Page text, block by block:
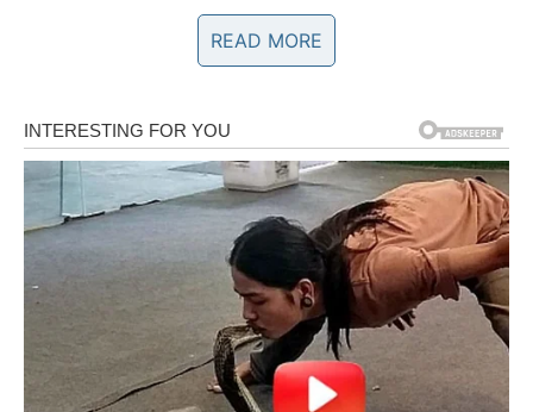
dolazi u prvi plan – zauzeti Rakovi jačaju odnos, dok
emotivni razgovor.
Porodični odnosi se popravljaju, a vi osećate da ponovo
imate oslonac. Intuicija vam je izuzetno jaka – slušajte je.
Treći dan donosi lepe vesti, osmeh i osećaj da ste tačno
tamo gde treba da budete.
Ovi dani vas stavljaju ucentar pažnje, čak i ako to niste
READ MORE